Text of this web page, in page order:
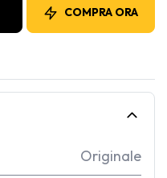
COMPRA ORA
Originale